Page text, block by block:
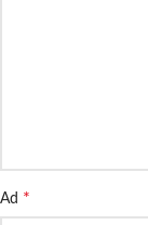
Ad *